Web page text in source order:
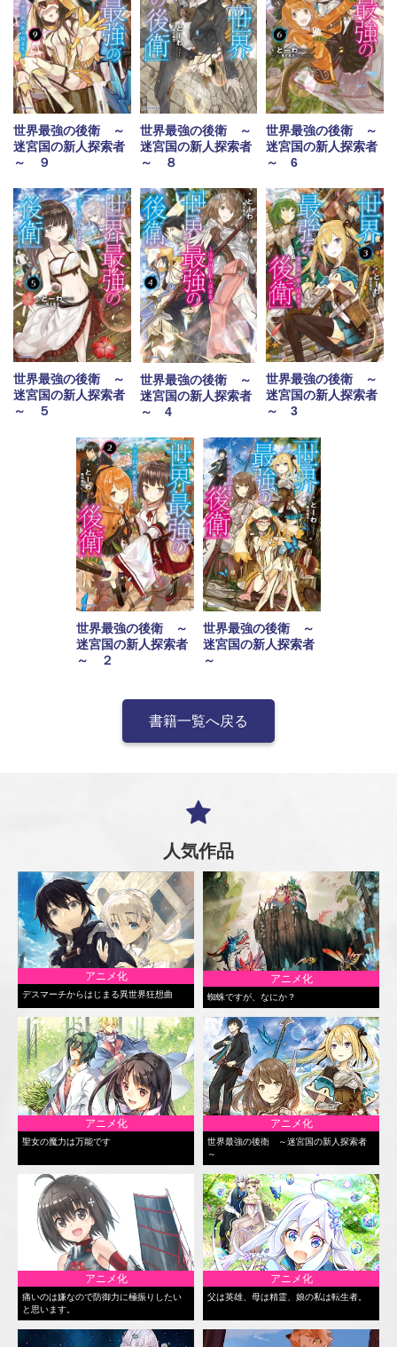
世界最強の後衛 ～
迷宮国の新人探索者
～ ９
世界最強の後衛 ～
迷宮国の新人探索者
～ ８
世界最強の後衛 ～
迷宮国の新人探索者
～ 6
世界最強の後衛 ～
迷宮国の新人探索者
～ ５
世界最強の後衛 ～
迷宮国の新人探索者
～ 4
世界最強の後衛 ～
迷宮国の新人探索者
～ 3
世界最強の後衛 ～
迷宮国の新人探索者
～ ２
世界最強の後衛 ～
迷宮国の新人探索者
～
書籍一覧へ戻る
人気作品
アニメ化
デスマーチからはじまる異世界狂想曲
アニメ化
蜘蛛ですが、なにか？
アニメ化
聖女の魔力は万能です
アニメ化
世界最強の後衛 ～迷宮国の新人探索者
～
アニメ化
痛いのは嫌なので防御力に極振りしたい
と思います。
アニメ化
父は英雄、母は精霊、娘の私は転生者。